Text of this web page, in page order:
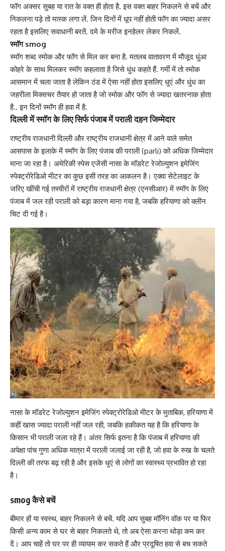
फॉग अक्सर सुबह या रात के वक्त ही होता है. इस वक्त बाहर निकलनेसे बचें और
निकलना पड़े तो मास्क लगा लें. जिन दिनों में धूप नहीं होती फॉग का ज्यादा असर
रहता है इसलिए सवाधानी बरतें. दमे के मरीज इनहेलर लेकर निकलें.
स्मॉगsmog
स्मॉग शब्द स्मोक और फॉग से मिल कर बना है. मतलब वातावरण में मौजूद धुंआ
कोहरे के साथ मिलकर स्मॉग कहलाता है जिसे धुंध कहते हैं. गर्मी में तो स्मोक
आसमान में चला जाता है लेकिन ठंड में ऐसा नहीं होता इसलिए धुएं और धुंध का
जहरीला मिक्सचर तैयार हो जाता है जो स्मोक और फॉग से ज्यादा खतरनाक होता
है.. इन दिनों स्मॉग ही हवा में है.
दिल्‍ली में स्मॉग के लिए सिर्फ पंजाब में पराली दहन जिम्मेदार
राष्ट्रीय राजधानी दिल्ली और राष्ट्रीय राजधानी क्षेत्र में आने वाले समेत
आसपास के इलाके में स्मॉग के लिए पंजाब की पराली (parli) को अधिक जिम्मेदार
माना जा रहा है। अमेरिकी स्पेस एजेंसी नासा के मॉडरेट रेजोल्युशन इमेजिंग
स्पेक्ट्रोरेडिओ मीटर का कुछ इसी तरह का आकलन है। एक्वा सेटेलाइट के
जरिए खींची गई तस्वीरों में राष्ट्रीय राजधानी क्षेत्र (एनसीआर) में स्मॉग के लिए
पंजाब में जल रही पराली को बड़़ा कारण माना गया है, जबकि हरियाणा को क्लीन
चिट दी गई है।
नासा के मॉडरेट रेजोल्युशन इमेजिंग स्पेक्ट्रोरेडिओ मीटर के मुताबिक, हरियाणा में
कहीं खास ज्यादा पराली नहीं जल रही, जबकि हकीकत यह है कि हरियाणा के
किसान भी पराली जला रहे हैं। अंतर सिर्फ इतना है कि पंजाब में हरियाणा की
अपेक्षा पांच गुणा अधिक मात्रा में पराली जलाई जा रही है, जो हवा के रुख के चलते
दिल्ली की तरफ बढ़ रही है और इसके धुएं से लोगों का स्वास्थ्य प्रभावित हो रहा
है।
smogकैसे बचें
बीमार हों या स्वस्थ, बाहर निकलने से बचें. यदि आप सुबह मॉनिंग वॉक पर या फिर
किसी अन्‍य काम से घर से बाहर निकलते थे, तो अब ऐसा करना थोड़ा कम कर
दें। आप चाहें तो घर पर ही व्‍यायाम कर सकते हैं और प्रदूषित हवा से बच सकते